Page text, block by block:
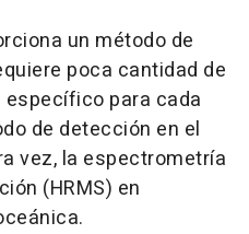
un método de
poca cantidad de
para cada
de detección en el
vez, la espectrometría
(HRMS) en